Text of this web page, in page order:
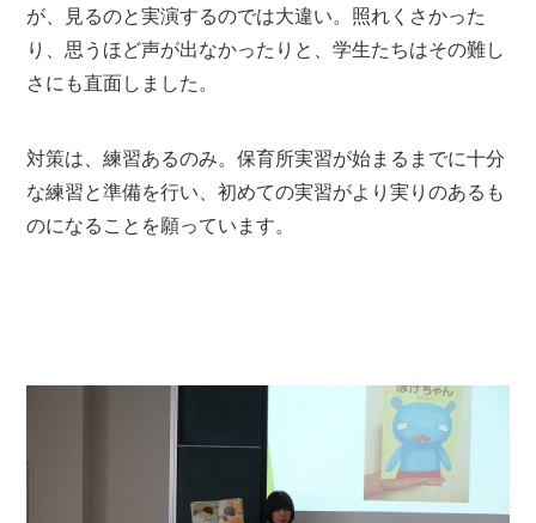
が、見るのと実演するのでは大違い。照れくさかった
り、思うほど声が出なかったりと、学生たちはその難し
さにも直面しました。
対策は、練習あるのみ。保育所実習が始まるまでに十分
な練習と準備を行い、初めての実習がより実りのあるも
のになることを願っています。